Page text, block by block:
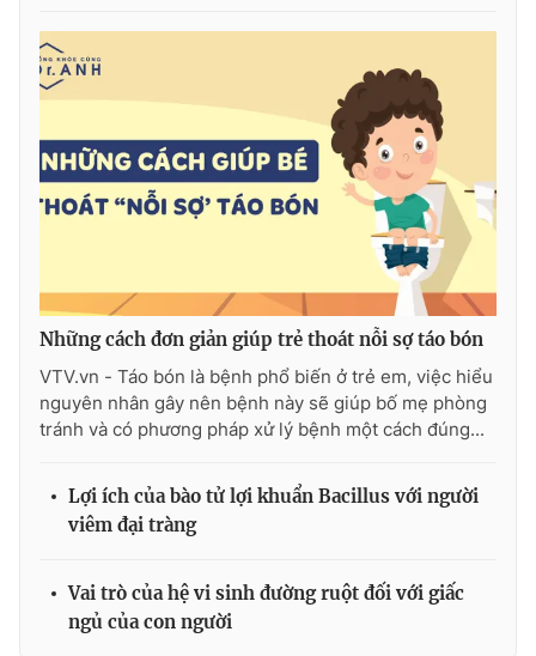
Những cách đơn giản giúp trẻ thoát nỗi sợ táo bón
VTV.vn - Táo bón là bệnh phổ biến ở trẻ em, việc hiểu
nguyên nhân gây nên bệnh này sẽ giúp bố mẹ phòng
tránh và có phương pháp xử lý bệnh một cách đúng...
Lợi ích của bào tử lợi khuẩn Bacillus với người
viêm đại tràng
Vai trò của hệ vi sinh đường ruột đối với giấc
ngủ của con người